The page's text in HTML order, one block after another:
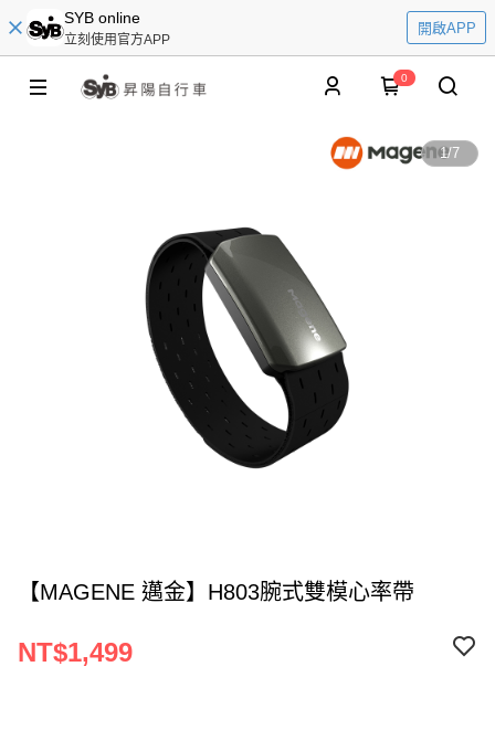
SYB online
立刻使用官方APP
開啟APP
0
1/7
【MAGENE 邁金】H803腕式雙模心率帶
NT$1,499